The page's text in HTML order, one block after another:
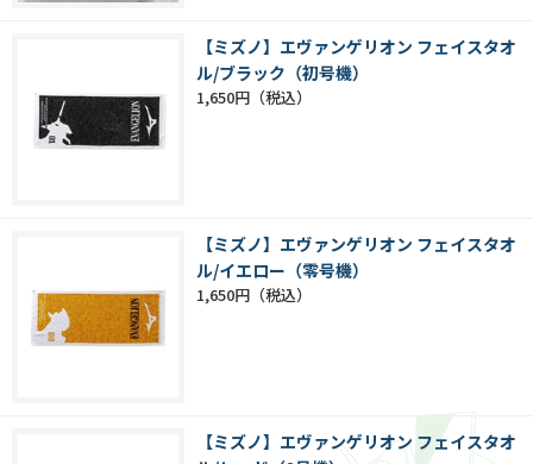
【ミズノ】エヴァンゲリオン フェイスタオ
ル/ブラック（初号機）
1,650円
【ミズノ】エヴァンゲリオン フェイスタオ
ル/イエロー（零号機）
1,650円
【ミズノ】エヴァンゲリオン フェイスタオ